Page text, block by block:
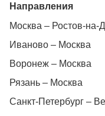
Направления
Москва – Ростов-на-
Иваново – Москва
Воронеж – Москва
Рязань – Москва
Санкт-Петербург –